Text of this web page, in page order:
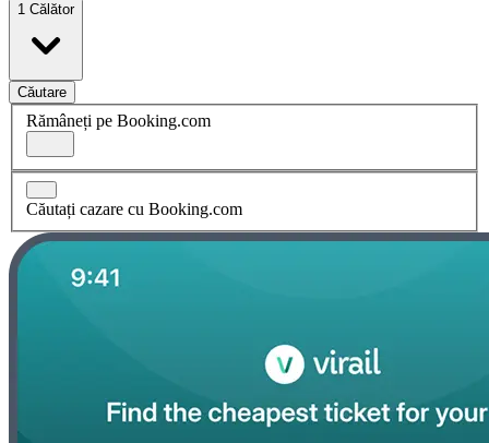
1 Călător
Căutare
Rămâneți pe Booking.com
Căutați cazare cu Booking.com